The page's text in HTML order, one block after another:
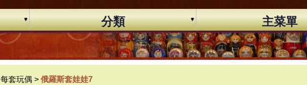
分類 主菜單
每套玩偶 >俄羅斯套娃娃7